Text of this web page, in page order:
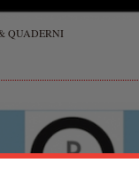
QUADERNI